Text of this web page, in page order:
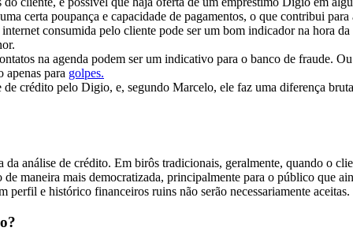
certa poupança e capacidade de pagamentos, o que contribui
consumida pelo cliente pode ser um bom indicador na hora
na agenda podem ser um indicativo para o banco de fraude.
apenas para golpes.
crédito pelo Digio, e, segundo Marcelo, ele faz uma diferença
análise de crédito. Em birôs tradicionais, geralmente, quando o
maneira mais democratizada, principalmente para o público que
e histórico financeiros ruins não serão necessariamente aceitas.